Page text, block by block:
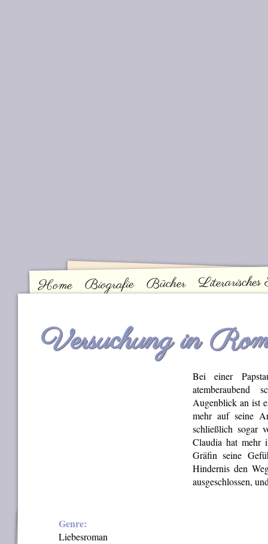
Hauptmenü
Home Biografie Bücher
Versuchung in
Bei einer
atemberaubend
Augenblick an ist
mehr auf seine
schließlich sogar
Claudia hat mehr
Gräfin seine
Hindernis den
ausgeschlossen,
Genre:
Liebesroman